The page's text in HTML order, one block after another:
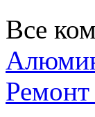
Все